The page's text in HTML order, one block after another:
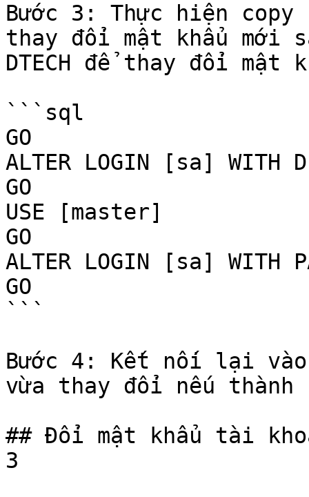
Bước 3: Thực hiện
thay đổi mật khẩu mới
DTECH để thay đổi mật
```sql
GO
ALTER LOGIN [sa] WITH
GO
USE [master]
GO
ALTER LOGIN [sa] WITH
GO
```
Bước 4: Kết nối lại vào
vừa thay đổi nếu thành
## Đổi mật khẩu tài
3